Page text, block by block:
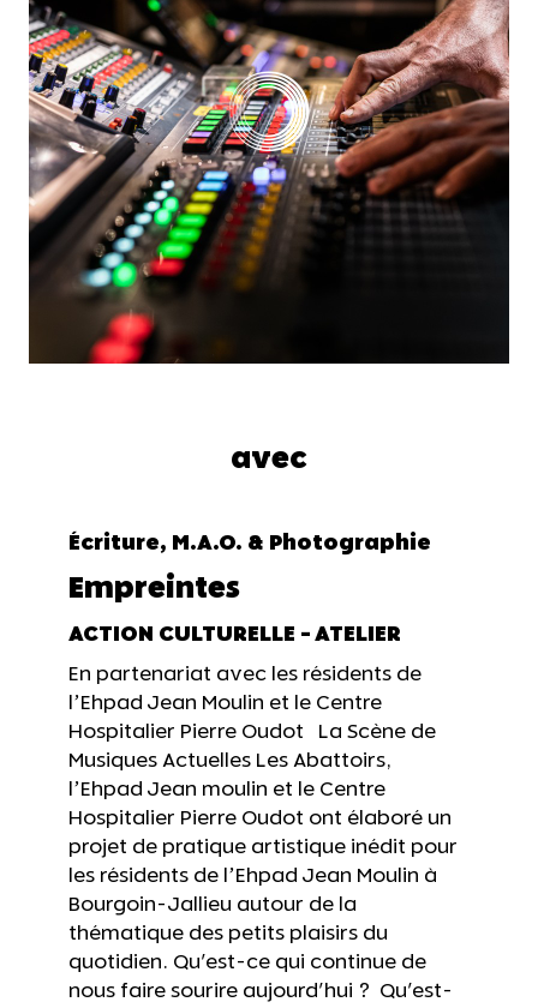
avec
Écriture, M.A.O. & Photographie
Empreintes
ACTION CULTURELLE - ATELIER
En partenariat avec les résidents de
l’Ehpad Jean Moulin et le Centre
Hospitalier Pierre Oudot La Scène de
Musiques Actuelles Les Abattoirs,
l’Ehpad Jean moulin et le Centre
Hospitalier Pierre Oudot ont élaboré un
projet de pratique artistique inédit pour
les résidents de l’Ehpad Jean Moulin à
Bourgoin-Jallieu autour de la
thématique des petits plaisirs du
quotidien. Qu'est-ce qui continue de
nous faire sourire aujourd'hui ? Qu'est-